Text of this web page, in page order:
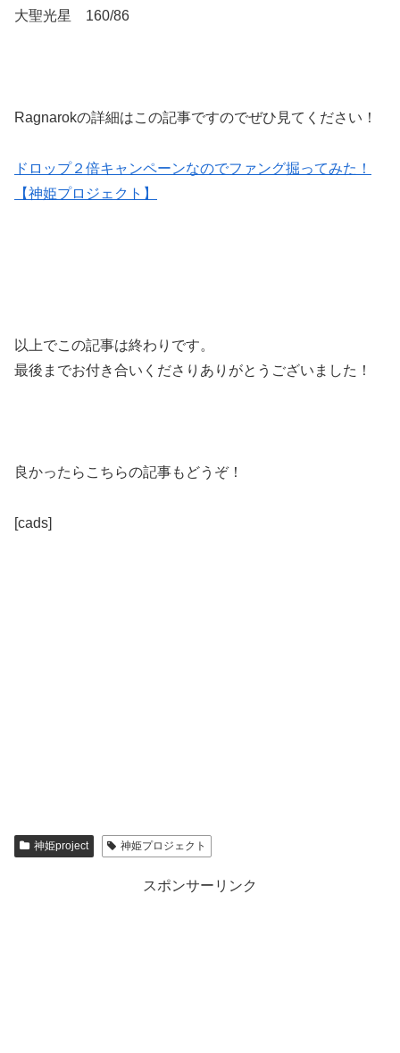
大聖光星 160/86
Ragnarokの詳細はこの記事ですのでぜひ見てください！
ドロップ２倍キャンペーンなのでファング掘ってみた！
【神姫プロジェクト】
以上でこの記事は終わりです。
最後までお付き合いくださりありがとうございました！
良かったらこちらの記事もどうぞ！
[cads]
神姫project 神姫プロジェクト
スポンサーリンク